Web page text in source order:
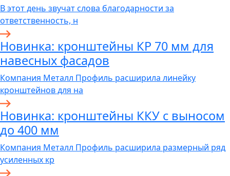
В этот день звучат слова благодарности за
ответственность, н
Новинка: кронштейны КР 70 мм для
навесных фасадов
Компания Металл Профиль расширила линейку
кронштейнов для на
Новинка: кронштейны ККУ с выносом
до 400 мм
Компания Металл Профиль расширила размерный ряд
усиленных кр